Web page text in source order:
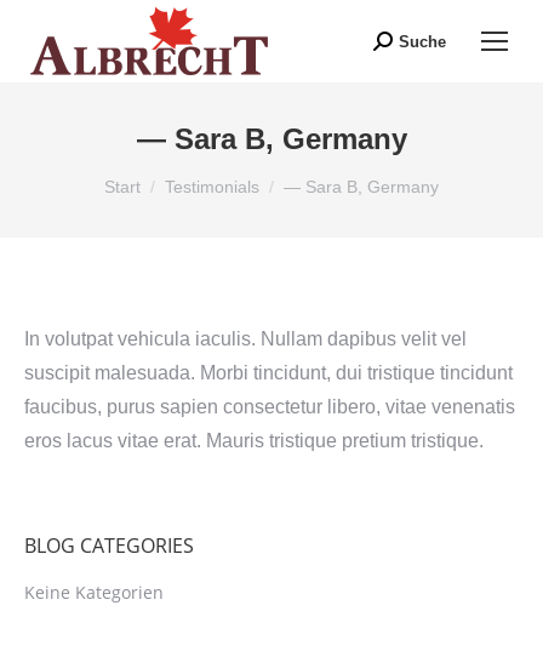
Search:
Suche
— Sara B, Germany
Sie befinden sich hier:
Start Testimonials — Sara B, Germany
In volutpat vehicula iaculis. Nullam dapibus velit vel
suscipit malesuada. Morbi tincidunt, dui tristique tincidunt
faucibus, purus sapien consectetur libero, vitae venenatis
eros lacus vitae erat. Mauris tristique pretium tristique.
BLOG CATEGORIES
Keine Kategorien